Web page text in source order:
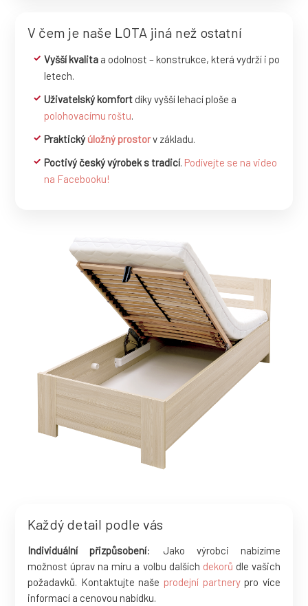
V čem je naše LOTA jiná než ostatní
Vyšší kvalita a odolnost – konstrukce, která vydrží i po
letech.
Uživatelský komfort díky vyšší lehací ploše a
polohovacímu roštu.
Praktický úložný prostorv základu.
Poctivý český výrobek s tradicí. Podívejte se na video
na Facebooku!
Každý detail podle vás
Individuální přizpůsobení: Jako výrobci nabízíme
možnost úprav na míru a volbu dalších dekorů dle vašich
požadavků. Kontaktujte naše prodejní partnerypro více
informací a cenovou nabídku.